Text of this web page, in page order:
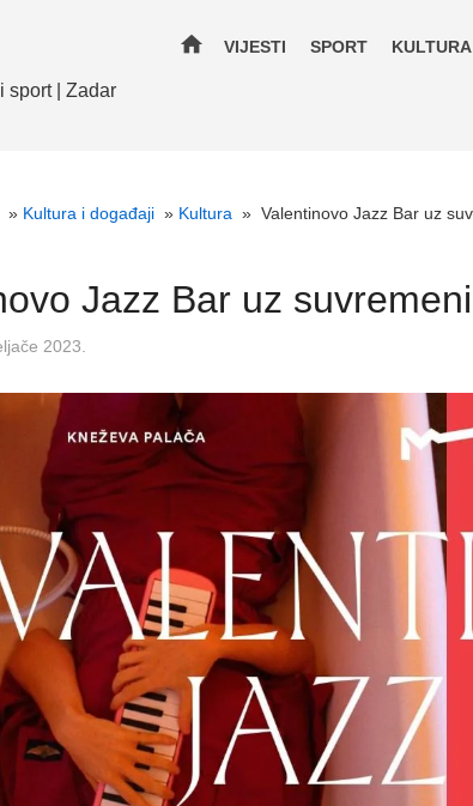
sport | Zadar
home VIJESTI SPORT
» Kultura i događaji » Kultura » Valentinovo Jazz Bar uz
Jazz Bar uz
2023.